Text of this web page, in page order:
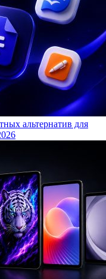
альтернатив для